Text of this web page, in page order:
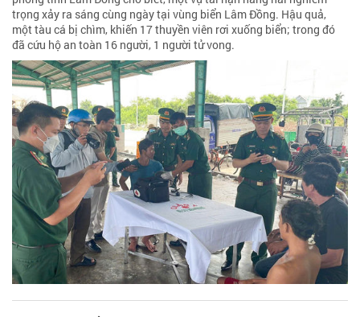
trọng xảy ra sáng cùng ngày tại vùng biển Lâm Đồng. Hậu quả,
một tàu cá bị chìm, khiến 17 thuyền viên rơi xuống biển; trong đó
đã cứu hộ an toàn 16 người, 1 người tử vong.